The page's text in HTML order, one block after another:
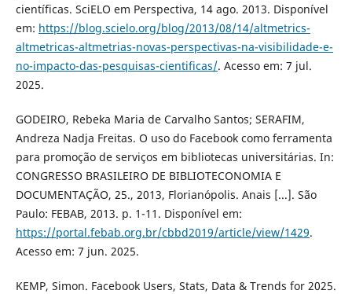
científicas. SciELO em Perspectiva, 14 ago. 2013. Disponível
em: https://blog.scielo.org/blog/2013/08/14/altmetrics-
altmetricas-altmetrias-novas-perspectivas-na-visibilidade-e-
no-impacto-das-pesquisas-cientificas/. Acesso em: 7 jul.
2025.
GODEIRO, Rebeka Maria de Carvalho Santos; SERAFIM,
Andreza Nadja Freitas. O uso do Facebook como ferramenta
para promoção de serviços em bibliotecas universitárias. In:
CONGRESSO BRASILEIRO DE BIBLIOTECONOMIA E
DOCUMENTAÇÃO, 25., 2013, Florianópolis. Anais [...]. São
Paulo: FEBAB, 2013. p. 1-11. Disponível em:
https://portal.febab.org.br/cbbd2019/article/view/1429.
Acesso em: 7 jun. 2025.
KEMP, Simon. Facebook Users, Stats, Data & Trends for 2025.